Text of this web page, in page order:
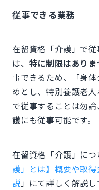
従事できる業務
在留資格「介護」で
は、 特に制限はあり
事できるため、「身
めとし、特別養護老
で従事することは勿論
護にも従事可能です。
在留資格「介護」に
護」とは】概要や取
説」にて詳しく解説